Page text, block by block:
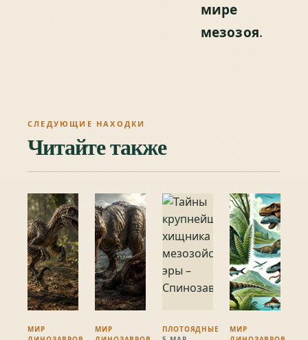
мире
мезозоя.
СЛЕДУЮЩИЕ НАХОДКИ
Читайте также
МИР
МИР
ПЛОТОЯДНЫЕ
МИР